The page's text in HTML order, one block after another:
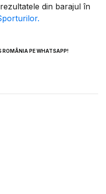
din barajul în
ROMÂNIA PE WHATSAPP!